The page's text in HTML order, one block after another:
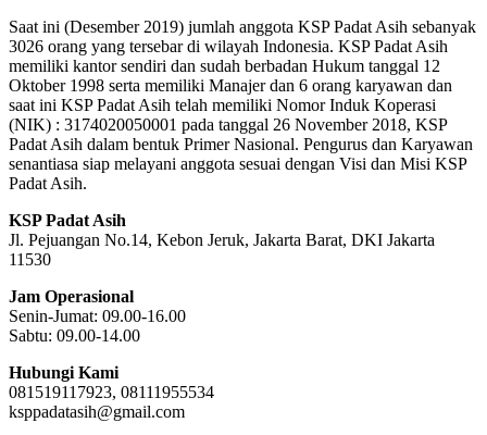
Saat ini (Desember 2019) jumlah anggota KSP Padat Asih sebanyak
3026 orang yang tersebar di wilayah Indonesia. KSP Padat Asih
memiliki kantor sendiri dan sudah berbadan Hukum tanggal 12
Oktober 1998 serta memiliki Manajer dan 6 orang karyawan dan
saat ini KSP Padat Asih telah memiliki Nomor Induk Koperasi
(NIK) : 3174020050001 pada tanggal 26 November 2018, KSP
Padat Asih dalam bentuk Primer Nasional. Pengurus dan Karyawan
senantiasa siap melayani anggota sesuai dengan Visi dan Misi KSP
Padat Asih.
KSP Padat Asih
Jl. Pejuangan No.14, Kebon Jeruk, Jakarta Barat, DKI Jakarta
11530
Jam Operasional
Senin-Jumat: 09.00-16.00
Sabtu: 09.00-14.00
Hubungi Kami
081519117923, 08111955534
ksppadatasih@gmail.com